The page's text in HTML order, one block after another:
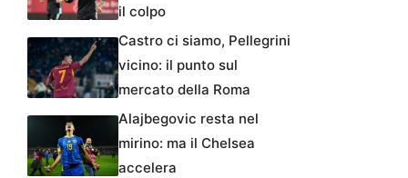
il colpo
Castro ci siamo, Pellegrini
vicino: il punto sul
mercato della Roma
Alajbegovic resta nel
mirino: ma il Chelsea
accelera